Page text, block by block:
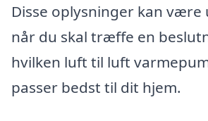
Disse oplysninger kan være
når du skal træffe en
hvilken luft til luft
passer bedst til dit hjem.